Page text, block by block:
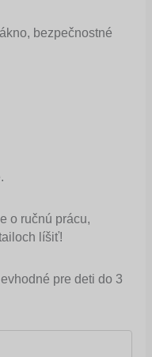
bezpečnostné
o ručnú prácu,
líšiť!
pre deti do 3